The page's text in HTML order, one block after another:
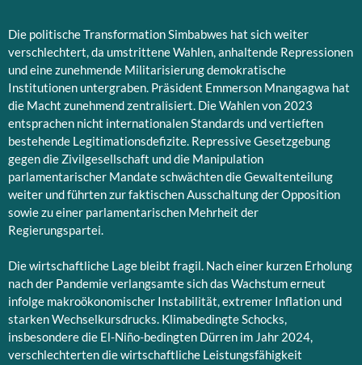
Die politische Transformation Simbabwes hat sich weiter
verschlechtert, da umstrittene Wahlen, anhaltende Repressionen
und eine zunehmende Militarisierung demokratische
Institutionen untergraben. Präsident Emmerson Mnangagwa hat
die Macht zunehmend zentralisiert. Die Wahlen von 2023
entsprachen nicht internationalen Standards und vertieften
bestehende Legitimationsdefizite. Repressive Gesetzgebung
gegen die Zivilgesellschaft und die Manipulation
parlamentarischer Mandate schwächten die Gewaltenteilung
weiter und führten zur faktischen Ausschaltung der Opposition
sowie zu einer parlamentarischen Mehrheit der
Regierungspartei.
Die wirtschaftliche Lage bleibt fragil. Nach einer kurzen Erholung
nach der Pandemie verlangsamte sich das Wachstum erneut
infolge makroökonomischer Instabilität, extremer Inflation und
starken Wechselkursdrucks. Klimabedingte Schocks,
insbesondere die El-Niño-bedingten Dürren im Jahr 2024,
verschlechterten die wirtschaftliche Leistungsfähigkeit